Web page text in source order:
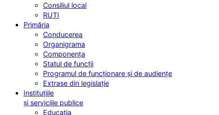
Consiliul local
RUTI
Primăria
Conducerea
Organigrama
Componența
Statul de funcții
Programul de funcționare și de audiențe
Extrase din legislație
Instituțiile
și serviciile publice
Educația